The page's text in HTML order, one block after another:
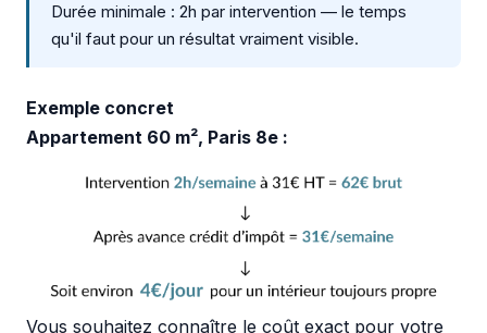
Durée minimale : 2h par intervention — le temps
qu'il faut pour un résultat vraiment visible.
Exemple concret
Appartement 60 m², Paris 8e :
Vous souhaitez connaître le coût exact pour votre